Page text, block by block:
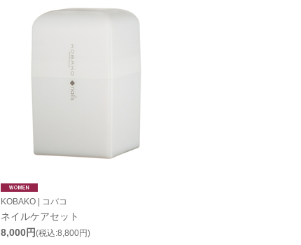
KOBAKO | コバコ
ネイルケアセット
8,000円(税込:8,800円)